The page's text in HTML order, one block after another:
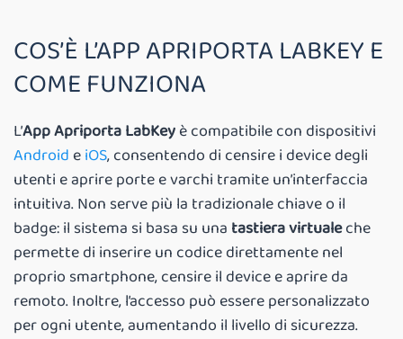
COS’È L’APP APRIPORTA LABKEY E
COME FUNZIONA
L’App Apriporta LabKeyè compatibile con dispositivi
Android eiOS, consentendo di censire i device degli
utenti e aprire porte e varchi tramite un’interfaccia
intuitiva. Non serve più la tradizionale chiave o il
badge: il sistema si basa su una tastiera virtualeche
permette di inserire un codice direttamente nel
proprio smartphone, censire il device e aprire da
remoto. Inoltre, l’accesso può essere personalizzato
per ogni utente, aumentando il livello di sicurezza.